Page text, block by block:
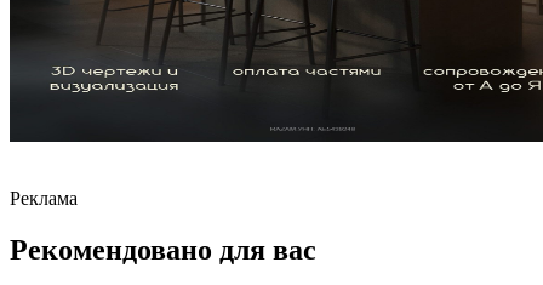
Реклама
Рекомендовано для вас